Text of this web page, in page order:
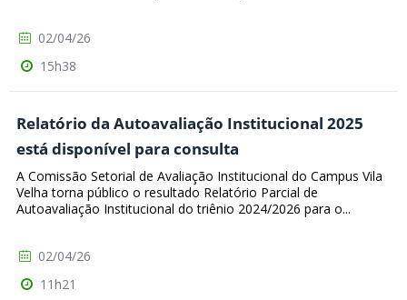
02/04/26
15h38
Relatório da Autoavaliação Institucional 2025
está disponível para consulta
A Comissão Setorial de Avaliação Institucional do Campus Vila
Velha torna público o resultado Relatório Parcial de
Autoavaliação Institucional do triênio 2024/2026 para o...
02/04/26
11h21